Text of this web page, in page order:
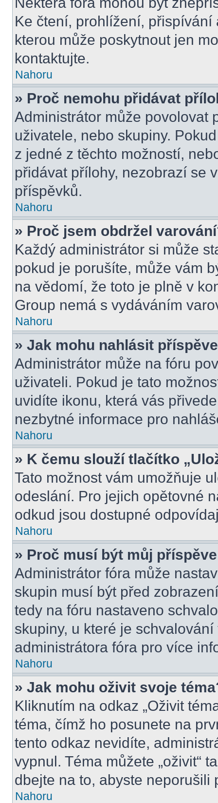
Ke čtení, prohlížení,
kterou může poskytnout jen
kontaktujte.
Nahoru
» Proč nemohu přidávat
Administrátor může povolovat
uživatele, nebo skupiny.
z jedné z těchto možností,
přidávat přílohy, nezobrazí se
příspěvků.
Nahoru
» Proč jsem obdržel
Každý administrátor si může
pokud je porušíte, může vám
na vědomí, že toto je plně v
Group nemá s vydáváním
Nahoru
» Jak mohu nahlásit
Administrátor může na fóru
uživateli. Pokud je tato
uvidíte ikonu, která vás
nezbytné informace pro
Nahoru
» K čemu slouží tlačítko
Tato možnost vám umožňuje
odeslání. Pro jejich opětovné
odkud jsou dostupné
Nahoru
» Proč musí být můj
Administrátor fóra může
skupin musí být před
tedy na fóru nastaveno
skupiny, u které je
administrátora fóra pro více
Nahoru
» Jak mohu oživit svoje
Kliknutím na odkaz „Oživit
téma, čímž ho posunete na
tento odkaz nevidíte,
vypnul. Téma můžete „oživit“
dbejte na to, abyste neporušili
Nahoru